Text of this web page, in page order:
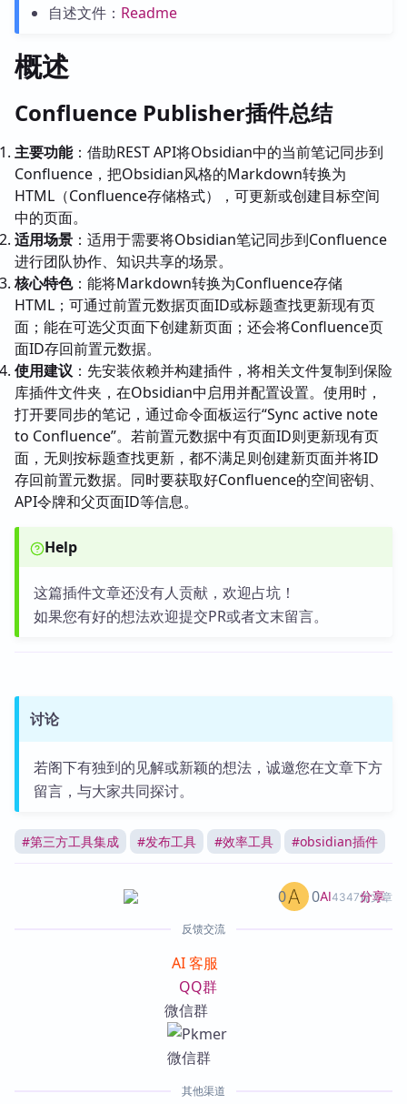
自述文件： Readme
概述
Confluence Publisher插件总结
主要功能：借助REST API将Obsidian中的当前笔记同步到
Confluence，把Obsidian风格的Markdown转换为
HTML（Confluence存储格式），可更新或创建目标空间
中的页面。
适用场景 ：适用于需要将Obsidian笔记同步到Confluence
进行团队协作、知识共享的场景。
核心特色：能将Markdown转换为Confluence存储
HTML；可通过前置元数据页面ID或标题查找更新现有页
面；能在可选父页面下创建新页面；还会将Confluence页
面ID存回前置元数据。
使用建议 ：先安装依赖并构建插件，将相关文件复制到保险
库插件文件夹，在Obsidian中启用并配置设置。使用时，
打开要同步的笔记，通过命令面板运行“Sync active note
to Confluence”。若前置元数据中有页面ID则更新现有页
面，无则按标题查找更新，都不满足则创建新页面并将ID
存回前置元数据。同时要获取好Confluence的空间密钥、
API令牌和父页面ID等信息。
Help
这篇插件文章还没有人贡献，欢迎占坑！
如果您有好的想法欢迎提交PR或者文末留言。
讨论
若阁下有独到的见解或新颖的想法，诚邀您在文章下方
留言，与大家共同探讨。
#第三方工具集成 #发布工具 #效率工具 #obsidian插件
AI4347篇文章
0 0 分享
反馈交流
AI 客服
QQ群
微信群
其他渠道